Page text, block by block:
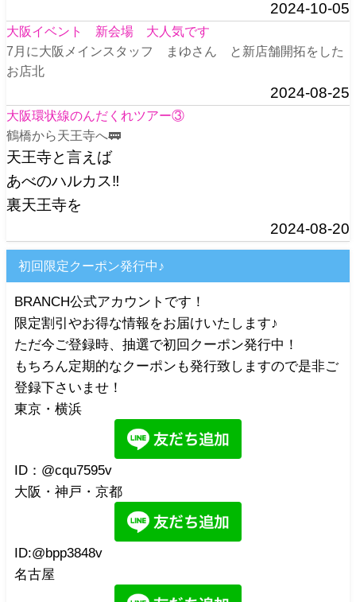
2024-10-05
大阪イベント 新会場 大人気です
7月に大阪メインスタッフ まゆさん と新店舗開拓をした
お店北
2024-08-25
大阪環状線のんだくれツアー③
鶴橋から天王寺へ🚃
天王寺と言えば
あべのハルカス‼️
裏天王寺を
2024-08-20
初回限定クーポン発行中♪
BRANCH公式アカウントです！
限定割引やお得な情報をお届けいたします♪
ただ今ご登録時、抽選で初回クーポン発行中！
もちろん定期的なクーポンも発行致しますので是非ご
登録下さいませ！
東京・横浜
ID：@cqu7595v
大阪・神戸・京都
ID:@bpp3848v
名古屋